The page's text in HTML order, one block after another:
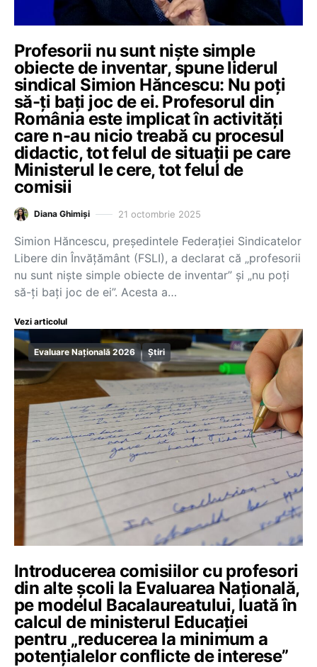
Profesorii nu sunt niște simple
obiecte de inventar, spune liderul
sindical Simion Hăncescu: Nu poți
să-ți bați joc de ei. Profesorul din
România este implicat în activități
care n-au nicio treabă cu procesul
didactic, tot felul de situații pe care
Ministerul le cere, tot felul de
comisii
Diana Ghimiși 21 octombrie 2025
Simion Hăncescu, președintele Federației Sindicatelor
Libere din Învățământ (FSLI), a declarat că „profesorii
nu sunt niște simple obiecte de inventar” și „nu poți
să-ți bați joc de ei”. Acesta a…
Vezi articolul
Evaluare Națională 2026 Știri
Introducerea comisiilor cu profesori
din alte școli la Evaluarea Națională,
pe modelul Bacalaureatului, luată în
calcul de ministerul Educației
pentru „reducerea la minimum a
potențialelor conflicte de interese”